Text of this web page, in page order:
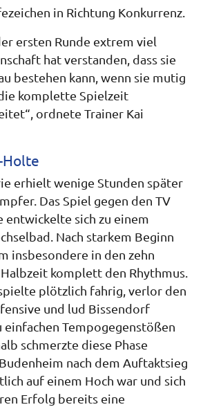
in Richtung Konkurrenz.
ersten Runde extrem viel
hat verstanden, dass sie
bestehen kann, wenn sie mutig
komplette Spielzeit
ordnete Trainer Kai
Holte
erhielt wenige Stunden später
Das Spiel gegen den TV
entwickelte sich zu einem
Nach starkem Beginn
insbesondere in den zehn
komplett den Rhythmus.
plötzlich fahrig, verlor den
und lud Bissendorf
Tempogegenstößen
schmerzte diese Phase
nach dem Auftaktsieg
auf einem Hoch war und sich
Erfolg bereits eine